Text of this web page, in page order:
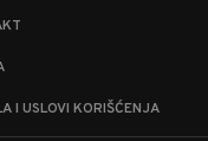
I USLOVI KORIŠĆENJA